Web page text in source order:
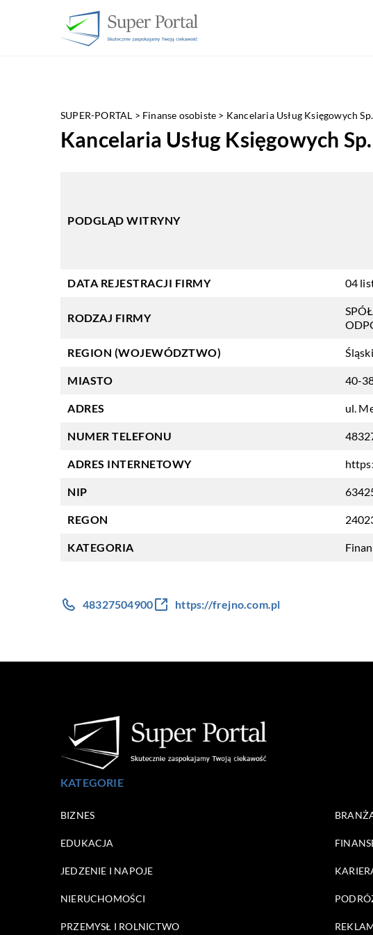
SUPER-PORTAL > Finanse osobiste > Kancelaria Usług Księgowych
Kancelaria Usług Księgowych
PODGLĄD WITRYNY
DATA REJESTRACJI FIRMY 04
RODZAJ FIRMY
REGION (WOJEWÓDZTWO)
MIASTO 40-
ADRES ul.
NUMER TELEFONU
ADRES INTERNETOWY
NIP
REGON
KATEGORIA
48327504900 https://frejno.com.pl
KATEGORIE
BIZNES
EDUKACJA
JEDZENIE I NAPOJE
NIERUCHOMOŚCI
PRZEMYSŁ I ROLNICTWO